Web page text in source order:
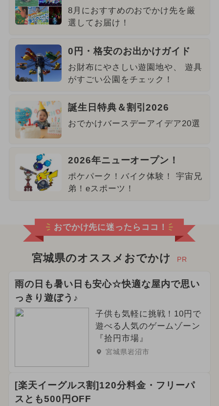
8月におすすめのおでかけ先を厳
選してお届け！
0円・格安のお出かけガイド
お財布にやさしい遊園地や、 遊具
がすごい公園をチェック！
誕生日特典＆割引2026
おでかけバースデーアイデア20選
2026年ニューオープン！
ポケパーク！バイク体験！ 宇宙兄
弟！eスポーツ！
おでかけ先に迷ったらココ！
宮城県のオススメおでかけ PR
雨の日も暑い日も安心☆快適な屋内で思い
っきり遊ぼう♪
子供も気軽に挑戦！10円で
遊べる人気のゲームゾーン
『拾円市場』
宮城県岩沼市
[楽天イーグルス割]120分料金・フリーパ
スとも500円OFF